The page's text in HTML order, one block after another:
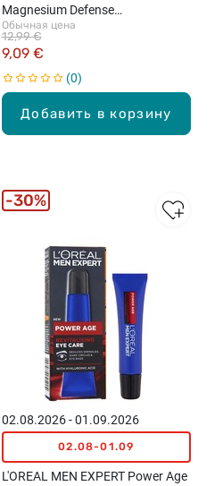
Добавить в корзину
Magnesium Defense
гипоаллергенный крем для
лица, 50мл
Обычная цена
9,09 €
12,99 €
0
02.08.2026 - 01.09.2026
02.08-01.09
L'OREAL MEN EXPERT Power Age
30%